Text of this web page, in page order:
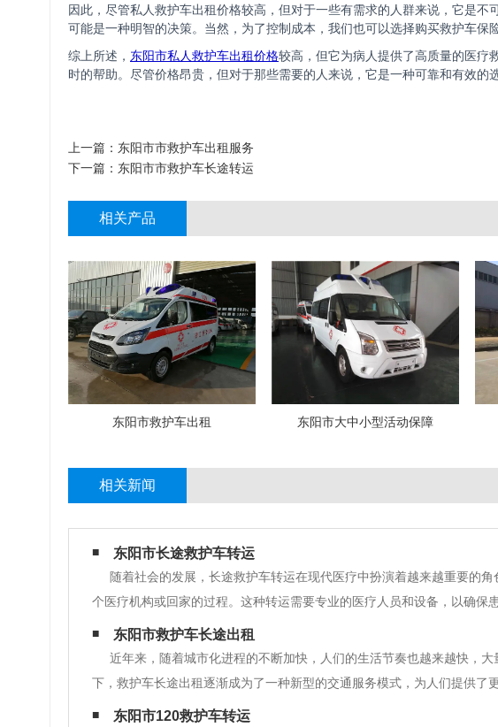
因此，尽管私人救护车出租价格较高，但对于一些有需求的人群来说，它是
可能是一种明智的决策。当然，为了控制成本，我们也可以选择购买救护车保
综上所述， 东阳市私人救护车出租价格较高，但它为病人提供了高质量的医疗
时的帮助。尽管价格昂贵，但对于那些需要的人来说，它是一种可靠和有效的选
上一篇： 东阳市市救护车出租服务
下一篇： 东阳市市救护车长途转运
相关产品
东阳市救护车出租 东阳市大中小型活动保障
相关新闻
东阳市长途救护车转运
随着社会的发展，长途救护车转运在现代医疗中扮演着越来越重要的
个医疗机构或回家的过程。这种转运需要专业的医疗人员和设备，以确保
要目的是提供高质量的医疗服务，使患者能够得到更好的治疗。这种转
如，如果患者需要接受特殊手术或治疗，但当地的
东阳市救护车长途出租
近年来，随着城市化进程的不断加快，人们的生活节奏也越来越快，
下，救护车长途出租逐渐成为了一种新型的交通服务模式，为人们提供了
并不仅限于患者，而是向所有需要长途出行的人开放。与普通的出租车
东阳市120救护车转运